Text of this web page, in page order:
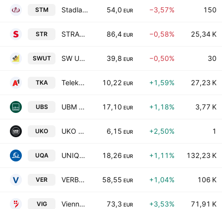
STM Stadlauer Malzfabrik AG 54,0 EUR −3,57% 150
STR STRABAG SE 86,4 EUR −0,58% 25,34 K
SWUT SW Umwelttechnik Stoiser & Wolschner AG 39,8 EUR −0,50% 30
TKA Telekom Austria AG 10,22 EUR +1,59% 27,23 K
UBS UBM Development AG 17,10 EUR +1,18% 3,77 K
UKO UKO Microshops AG 6,15 EUR +2,50% 1
UQA UNIQA Insurance Group AG 18,26 EUR +1,11% 132,23 K
VER VERBUND AG Class A 58,55 EUR +1,04% 106 K
VIG Vienna Insurance Group AG 73,3 EUR +3,53% 71,91 K